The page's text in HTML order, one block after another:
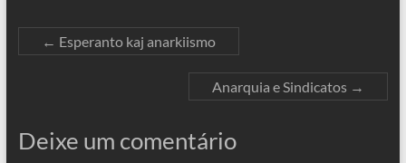
← Esperanto kaj anarkiismo
Anarquia e Sindicatos →
Deixe um comentário